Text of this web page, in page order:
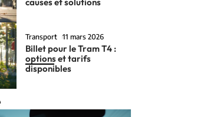
Transport 11 mars 2026
Billet pour le Tram T4 :
options et tarifs
disponibles